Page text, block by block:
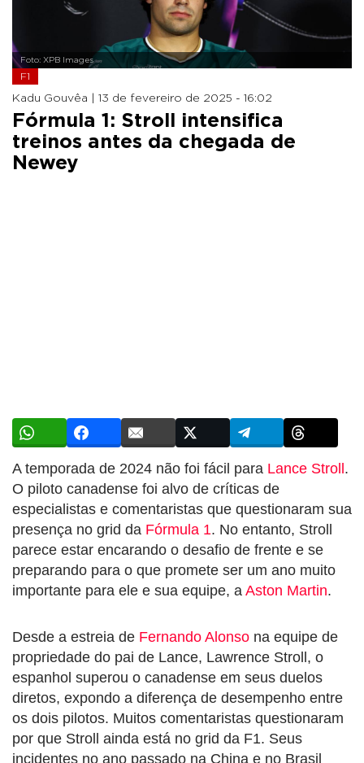
Foto: XPB Images
F1
Kadu Gouvêa | 13 de fevereiro de 2025 - 16:02
Fórmula 1: Stroll intensifica
treinos antes da chegada de
Newey
A temporada de 2024 não foi fácil para Lance Stroll.
O piloto canadense foi alvo de críticas de
especialistas e comentaristas que questionaram sua
presença no grid da Fórmula 1. No entanto, Stroll
parece estar encarando o desafio de frente e se
preparando para o que promete ser um ano muito
importante para ele e sua equipe, a Aston Martin.
Desde a estreia de Fernando Alonso na equipe de
propriedade do pai de Lance, Lawrence Stroll, o
espanhol superou o canadense em seus duelos
diretos, expondo a diferença de desempenho entre
os dois pilotos. Muitos comentaristas questionaram
por que Stroll ainda está no grid da F1. Seus
incidentes no ano passado na China e no Brasil